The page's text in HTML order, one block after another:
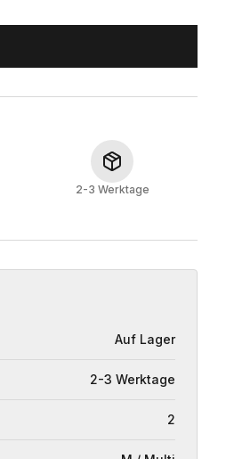
2-3 Werktage
Auf Lager
2-3 Werktage
2